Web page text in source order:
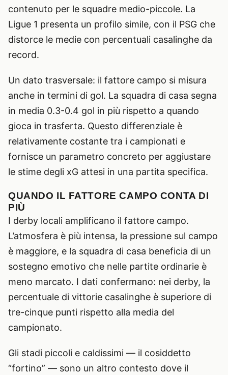
contenuto per le squadre medio-piccole. La
Ligue 1 presenta un profilo simile, con il PSG che
distorce le medie con percentuali casalinghe da
record.
Un dato trasversale: il fattore campo si misura
anche in termini di gol. La squadra di casa segna
in media 0.3-0.4 gol in più rispetto a quando
gioca in trasferta. Questo differenziale è
relativamente costante tra i campionati e
fornisce un parametro concreto per aggiustare
le stime degli xG attesi in una partita specifica.
QUANDO IL FATTORE CAMPO CONTA DI
PIÙ
I derby locali amplificano il fattore campo.
L’atmosfera è più intensa, la pressione sul campo
è maggiore, e la squadra di casa beneficia di un
sostegno emotivo che nelle partite ordinarie è
meno marcato. I dati confermano: nei derby, la
percentuale di vittorie casalinghe è superiore di
tre-cinque punti rispetto alla media del
campionato.
Gli stadi piccoli e caldissimi — il cosiddetto
“fortino” — sono un altro contesto dove il